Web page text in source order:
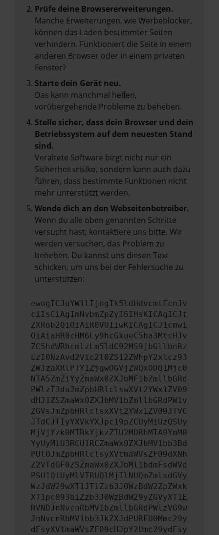
Prüfe deine Browsererweiterungen.
Manche Erweiterungen, wie Werbeblocker,
können das Laden bestimmter Seiten
verhindern. Funktioniert die Seite in einem
anderen Browser oder in einem privaten
Fenster?
Starte dein Gerät neu.
Das kann manchmal helfen,
vorübergehende Probleme zu beheben.
Stelle sicher, dass dein Browser und dein
Betriebssystem auf dem neuesten Stand
sind.
Veraltete Software birgt nicht nur ein
Sicherheitsrisiko, sondern kann auch dazu
führen, dass bestimmte Funktionen nicht
mehr unterstützt werden.
Wende dich an den Webseitenbetreiber.
Wenn du alle oben genannten Schritte
versucht hast, kontaktiere uns bitte. Wir
werden versuchen, das Problem zu
beheben. Du kannst uns diesen Text
schicken, um uns bei der Fehlersuche zu
unterstützen:
ewogICJuYW1lIjogIk5ldHdvcmtFcnJv
ciIsCiAgImNvbmZpZyI6IHsKICAgICJt
ZXRob2QiOiAiR0VUIiwKICAgICJ1cmwi
OiAiaHR0cHM6Ly9hcGkueC5ha3MtcHJv
ZC5hdWRhcmlzLm5ldC92MS9jbGllbnRz
LzI0NzAvd2Vic2l0ZS12ZWhpY2xlcz93
ZWJzaXRlPTY1ZjgwOGVjZWQxODQ1Mjc0
NTA5ZmZiYyZmaWx0ZXJbMF1bZmllbGRd
PWlzT3duJmZpbHRlclswXVt2YWx1ZV09
dHJ1ZSZmaWx0ZXJbMV1bZmllbGRdPW1v
ZGVsJmZpbHRlclsxXVt2YWx1ZV09JTVC
JTdCJTIyYXVkYXJpc19pZCUyMiUzQSUy
MjVjYzk0MTBkYjkzZTU2MDRhMTA0YmM0
YyUyMiU3RCU1RCZmaWx0ZXJbMV1bb3Bd
PUlOJmZpbHRlclsyXVtmaWVsZF09dXNh
Z2VTdGF0ZSZmaWx0ZXJbMl1bdmFsdWVd
PSU1QiUyMlVTRUQlMjIlNUQmZmlsdGVy
WzJdW29wXT1JTiZzb3J0WzBdW2ZpZWxk
XT1pc093biZzb3J0WzBdW29yZGVyXT1E
RVNDJnNvcnRbMV1bZmllbGRdPWlzVG9w
JnNvcnRbMV1bb3JkZXJdPURFU0Mmc29y
dFsyXVtmaWVsZF09cHJpY2Umc29ydFsy